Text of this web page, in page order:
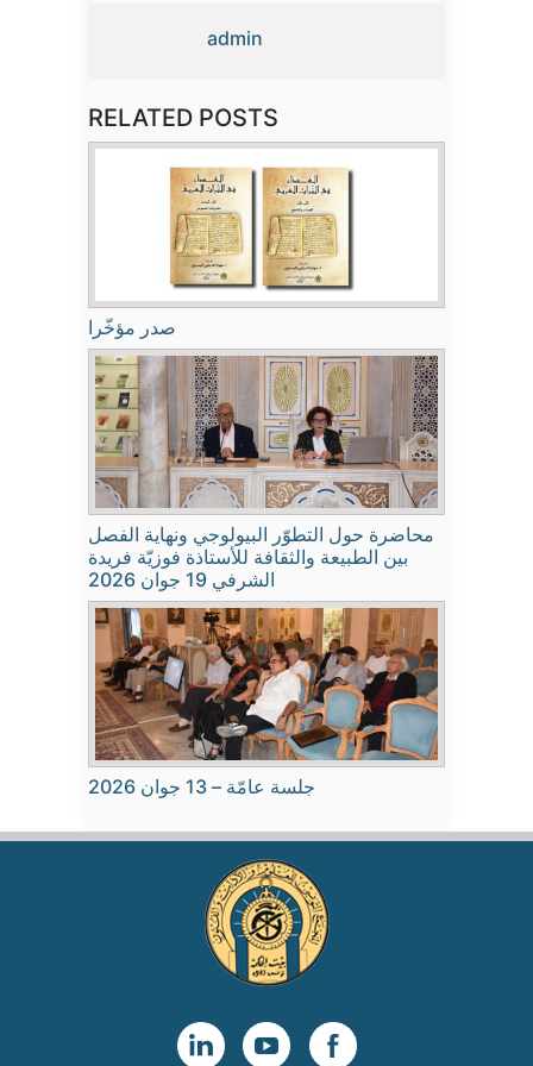
admin
RELATED POSTS
صدر مؤخّرا
محاضرة حول التطوّر البيولوجي ونهاية الفصل
بين الطبيعة والثقافة للأستاذة فوزيّة فريدة
الشرفي 19 جوان 2026
جلسة عامّة – 13 جوان 2026